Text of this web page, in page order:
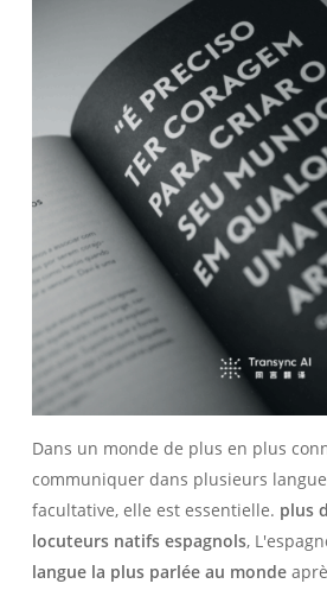
Dans un monde de plus en plus
communiquer dans plusieurs
facultative, elle est essentielle. plus
locuteurs natifs espagnols,
langue la plus parlée au monde